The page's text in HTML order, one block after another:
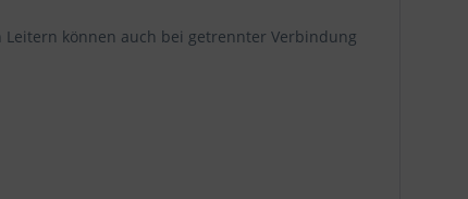
können auch bei getrennter Verbindung